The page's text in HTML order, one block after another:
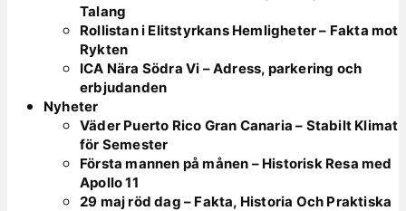
Talang
Rollistan i Elitstyrkans Hemligheter – Fakta mot
Rykten
ICA Nära Södra Vi – Adress, parkering och
erbjudanden
Nyheter
Väder Puerto Rico Gran Canaria – Stabilt Klimat
för Semester
Första mannen på månen – Historisk Resa med
Apollo 11
29 maj röd dag – Fakta, Historia Och Praktiska